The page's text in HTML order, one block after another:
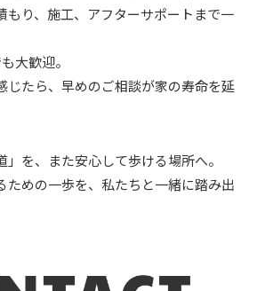
もり、施工、アフターサポートまで一
大歓迎。
じたら、早めのご相談が家の寿命を延
を、また安心して歩ける場所へ。
ための一歩を、私たちと一緒に踏み出